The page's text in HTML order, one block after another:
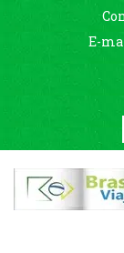
E-